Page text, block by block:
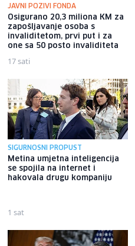
JAVNI POZIVI FONDA
Osigurano 20,3 miliona KM za
zapošljavanje osoba s
invaliditetom, prvi put i za
one sa 50 posto invaliditeta
17 sati
SIGURNOSNI PROPUST
Metina umjetna inteligencija
se spojila na internet i
hakovala drugu kompaniju
1 sat